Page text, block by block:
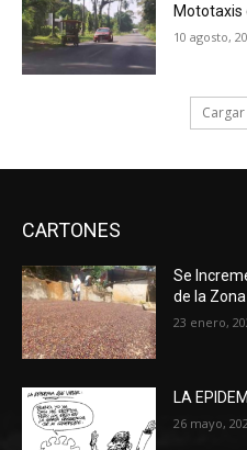
Mototaxis
10 agosto,
CARTONES
Se
de la
23 enero,
LA
26 mayo,